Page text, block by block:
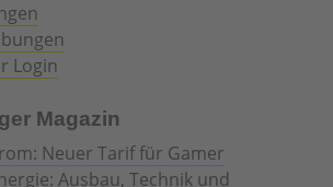
Login
Magazin
Neuer Tarif für Gamer
Ausbau, Technik und